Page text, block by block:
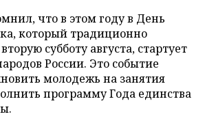
что в этом году в День
который традиционно
субботу августа, стартует
России. Это событие
молодежь на занятия
программу Года единства